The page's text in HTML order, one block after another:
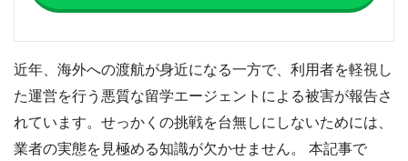
近年、海外への渡航が身近になる一方で、利用者を軽視し
た運営を行う悪質な留学エージェントによる被害が報告さ
れています。せっかくの挑戦を台無しにしないためには、
業者の実態を見極める知識が欠かせません。 本記事で